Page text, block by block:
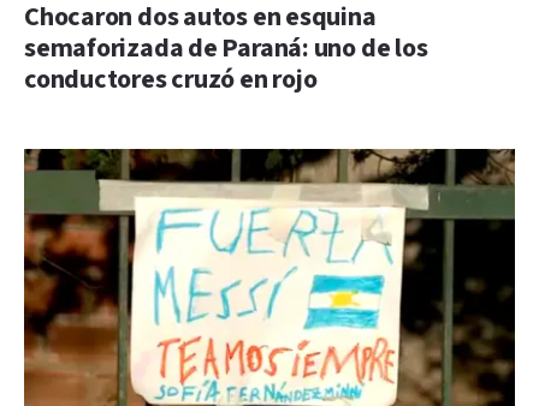
Chocaron dos autos en esquina
semaforizada de Paraná: uno de los
conductores cruzó en rojo